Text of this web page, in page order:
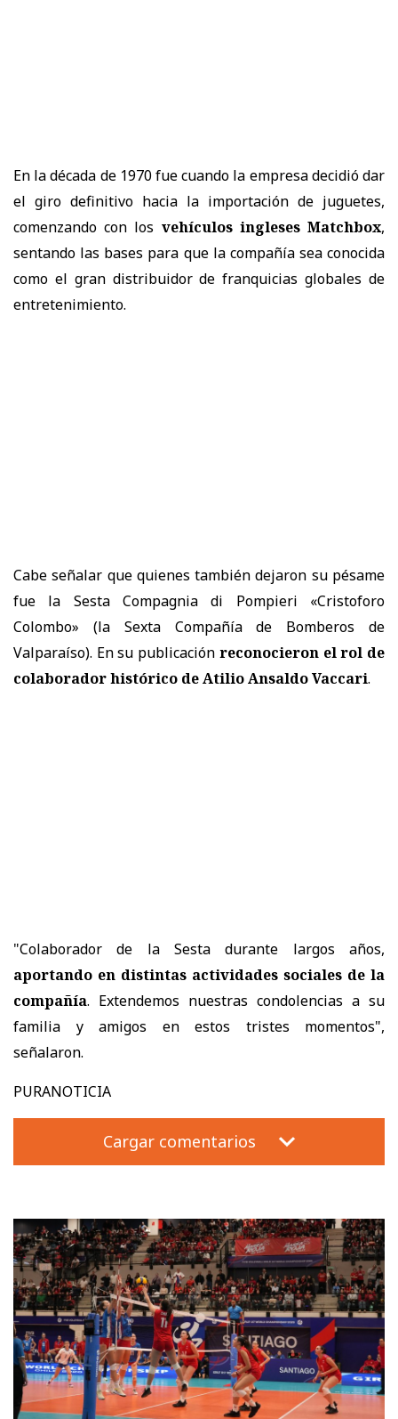
En la década de 1970 fue cuando la empresa decidió dar
el giro definitivo hacia la importación de juguetes,
comenzando con los vehículos ingleses Matchbox,
sentando las bases para que la compañía sea conocida
como el gran distribuidor de franquicias globales de
entretenimiento.
Cabe señalar que quienes también dejaron su pésame
fue la Sesta Compagnia di Pompieri «Cristoforo
Colombo» (la Sexta Compañía de Bomberos de
Valparaíso). En su publicación reconocieron el rol de
colaborador histórico de Atilio Ansaldo Vaccari.
"Colaborador de la Sesta durante largos años,
aportando en distintas actividades sociales de la
compañía. Extendemos nuestras condolencias a su
familia y amigos en estos tristes momentos",
señalaron.
PURANOTICIA
Cargar comentarios